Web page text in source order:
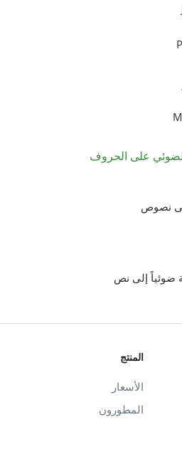
على الحروف
نصوص
إلى نص
المنتج
الأسعار
المطورون